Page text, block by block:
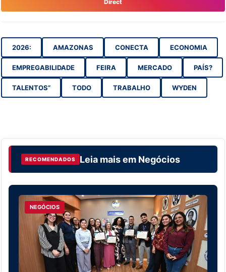
Direct
2026: AMAZONAS CONECTA ECONOMIA
EMPREGABILIDADE FEIRA MERCADO PAÍS?
TALENTOS” TODO TRABALHO WYDEN
RECOMENDADOS Leia mais em Negócios
NEGÓCIOS